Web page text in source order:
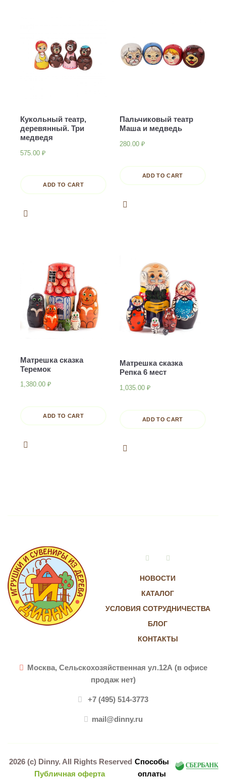
Кукольный театр,
деревянный. Три
медведя
575.00 ₽
ADD TO CART
Пальчиковый театр
Маша и медведь
280.00 ₽
ADD TO CART
Матрешка сказка
Теремок
1,380.00 ₽
ADD TO CART
Матрешка сказка
Репка 6 мест
1,035.00 ₽
ADD TO CART
НОВОСТИ
КАТАЛОГ
УСЛОВИЯ СОТРУДНИЧЕСТВА
БЛОГ
КОНТАКТЫ
VkontakteInstagram
Москва, Сельскохозяйственная ул.12А (в офисе
продаж нет)
+7 (495) 514-3773
mail@dinny.ru
2026 (c) Dinny. All Rights Reserved
Публичная оферта
Способы
оплаты